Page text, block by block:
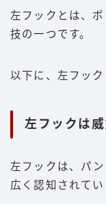
左フックとは、
技の一つです。
以下に、左フック
左フックは
左フックは、パ
広く認知されてい